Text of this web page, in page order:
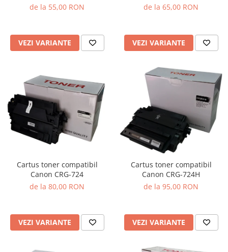
de la 55,00 RON
VEZI VARIANTE
de la 65,00 RON
VEZI VARIANTE
Cartus toner compatibil
Canon CRG-724
de la 80,00 RON
VEZI VARIANTE
Cartus toner compatibil
Canon CRG-724H
de la 95,00 RON
VEZI VARIANTE